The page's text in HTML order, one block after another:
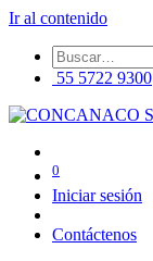
Ir al contenido
55 5722 9300
0
Iniciar sesión
Contáctenos